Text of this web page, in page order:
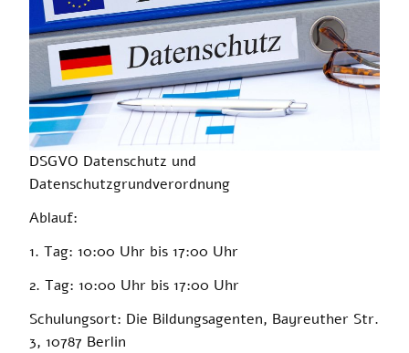
DSGVO Datenschutz und
Datenschutzgrundverordnung
Ablauf:
1. Tag: 10:00 Uhr bis 17:00 Uhr
2. Tag: 10:00 Uhr bis 17:00 Uhr
Schulungsort: Die Bildungsagenten, Bayreuther Str.
3, 10787 Berlin